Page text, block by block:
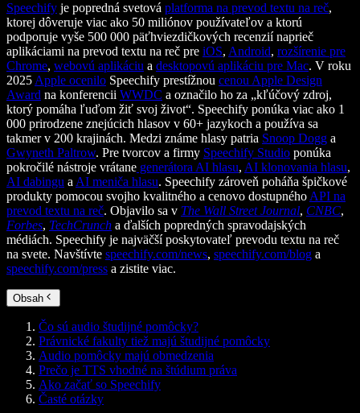
Speechify je popredná svetová platforma na prevod textu na reč,
ktorej dôveruje viac ako 50 miliónov používateľov a ktorú
podporuje vyše 500 000 päťhviezdičkových recenzií naprieč
aplikáciami na prevod textu na reč pre iOS, Android, rozšírenie pre
Chrome, webovú aplikáciu a desktopovú aplikáciu pre Mac. V roku
2025 Apple ocenilo Speechify prestížnou cenou Apple Design
Award na konferencii WWDC a označilo ho za „kľúčový zdroj,
ktorý pomáha ľuďom žiť svoj život“. Speechify ponúka viac ako 1
000 prirodzene znejúcich hlasov v 60+ jazykoch a používa sa
takmer v 200 krajinách. Medzi známe hlasy patria Snoop Dogg a
Gwyneth Paltrow. Pre tvorcov a firmy Speechify Studio ponúka
pokročilé nástroje vrátane generátora AI hlasu, AI klonovania hlasu,
AI dabingu a AI meniča hlasu. Speechify zároveň poháňa špičkové
produkty pomocou svojho kvalitného a cenovo dostupného API na
prevod textu na reč. Objavilo sa v The Wall Street Journal, CNBC,
Forbes, TechCrunch a ďalších popredných spravodajských
médiách. Speechify je najväčší poskytovateľ prevodu textu na reč
na svete. Navštívte speechify.com/news, speechify.com/blog a
speechify.com/press a zistite viac.
Obsah
Čo sú audio študijné pomôcky?
Právnické fakulty tiež majú študijné pomôcky
Audio pomôcky majú obmedzenia
Prečo je TTS vhodné na štúdium práva
Ako začať so Speechify
Časté otázky